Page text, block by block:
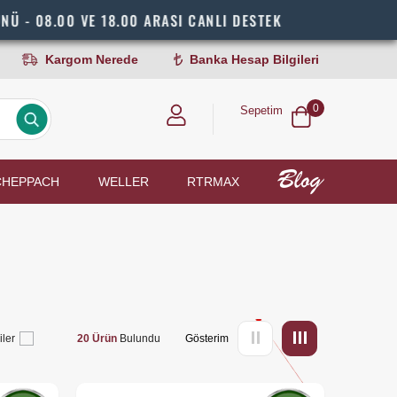
18.00 ARASI CANLI DESTEK
Kargom Nerede Banka Hesap Bilgileri
Sepetim 0
WELLER RTRMAX
20 Ürün